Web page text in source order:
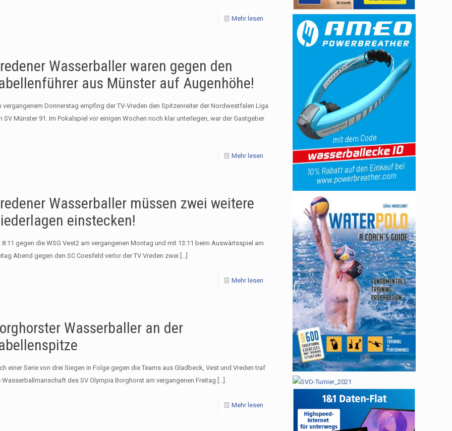
Mehr lesen
Wasserballer waren gegen den
aus Münster auf Augenhöhe!
vergangenem Donnerstag empfing der TV-Vreden den Spitzenreiter der Nordwestfalen Liga
SV Münster 91. Im Pokalspiel vor einigen Wochen noch klar unterlegen, war der Gastgeber
Mehr lesen
Wasserballer müssen zwei weitere
einstecken!
8:11 gegen die WSG Vest2 am vergangenen Montag und mit 13:11 beim Auswärtsspiel am
Abend gegen den SC Coesfeld verlor der TV Vreden zwei […]
Mehr lesen
Wasserballer an der
einer Serie von drei Siegen in Folge gegen die Teams aus Gladbeck, Vest und Vreden traf
Wasserballmanschaft des SV Olympia Borghorst am vergangenen Freitag […]
Mehr lesen